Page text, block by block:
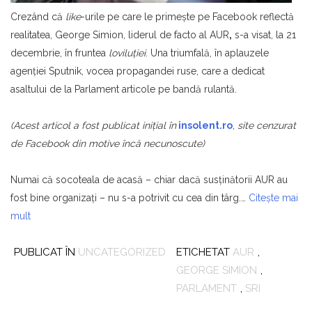
Crezând că like-urile pe care le primeşte pe Facebook reflectă
realitatea, George Simion, liderul de facto al AUR, s-a visat, la 21
decembrie, în fruntea loviluţiei. Una triumfală, în aplauzele
agenţiei Sputnik, vocea propagandei ruse, care a dedicat
asaltului de la Parlament articole pe bandă rulantă.
(Acest articol a fost publicat iniţial în insolent.ro site cenzurat
de Facebook din motive încă necunoscute)
Numai că socoteala de acasă – chiar dacă susţinătorii AUR au
fost bine organizaţi – nu s-a potrivit cu cea din târg.… Citește mai
mult
PUBLICAT ÎN UNCATEGORIZED ETICHETAT AUR ,
GEORGE SIMION ,
PARLAMENT , SRI